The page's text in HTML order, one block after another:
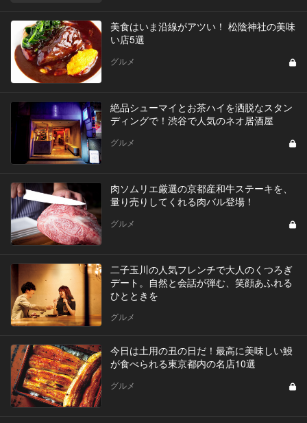
美食はいま沿線がアツい！ 松陰神社の美味
い店5選
グルメ
絶品シューマイとお茶ハイを洒脱なスタン
ディングで！渋谷で人気のネオ居酒屋
グルメ
肉ソムリエ厳選の京都産和牛ステーキを、
量り売りしてくれる肉バル登場！
グルメ
二子玉川の人気フレンチで大人のくつろぎ
デート。自然と会話が弾む、笑顔あふれる
ひとときを
グルメ
今日は土用の丑の日だ！最高に美味しい鰻
が食べられる東京都内の名店10選
グルメ